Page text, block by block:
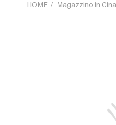
HOME / Magazzino in Cina